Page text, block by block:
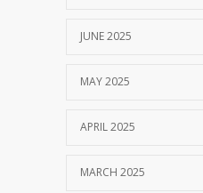
JUNE 2025
MAY 2025
APRIL 2025
MARCH 2025